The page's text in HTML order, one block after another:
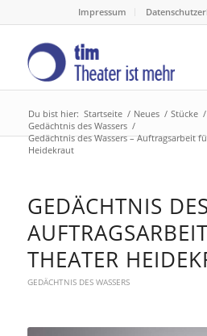
Impressum
Du bist hier: Startseite / Neues / Stücke /
Gedächtnis des Wassers /
Gedächtnis des Wassers – Auftragsarbeit
Heidekraut
GEDÄCHTNIS
THEATER
GEDÄCHTNIS DES WASSERS